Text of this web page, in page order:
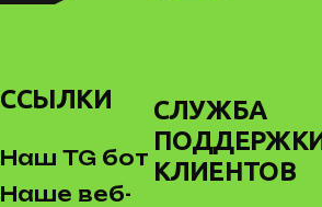
ССЫЛКИ
Наш TG бот
Наше веб-
СЛУЖБА
КЛИЕНТОВ